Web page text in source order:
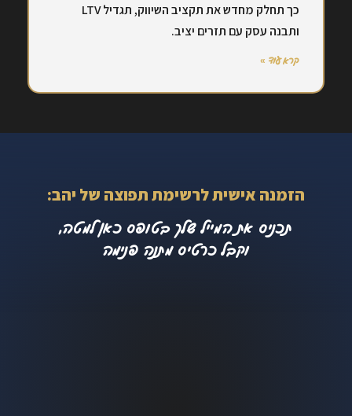
כך תחלק מחדש את תקציב השיווק, תגדיל LTV
ותבנה עסק עם תזרים יציב.
קרא עוד »
הזמנה אישית לרשימת תפוצה של יהב:
תכניס את המייל שלך בטופס כאן למטה,
וקבל כרטיס מתנה פנימה